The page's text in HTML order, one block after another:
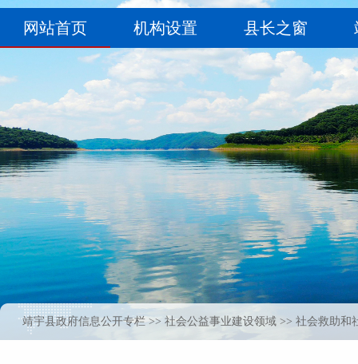
靖宇县政府信息公开专栏>> 社会公益事业建设领域 >> 社会救助和